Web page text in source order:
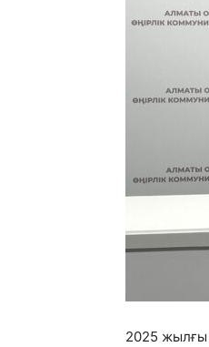
2025 жылғы